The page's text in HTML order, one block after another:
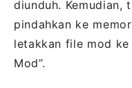
diunduh. Kemudian,
pindahkan ke
letakkan file mod ke
Mod”.